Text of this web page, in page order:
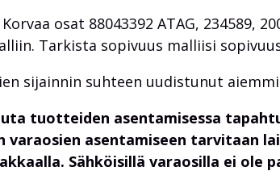
osat 88043392 ATAG, 234589,
Tarkista sopivuus malliisi
sijainnin suhteen uudistunut
tuotteiden asentamisessa
asentamiseen tarvitaan
Sähköisillä varaosilla ei